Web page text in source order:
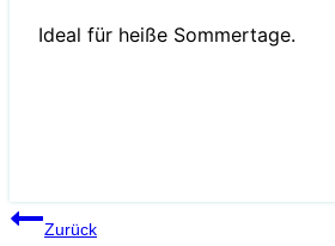
Ideal für heiße Sommertage.
Beitragsnavigation
Zurück